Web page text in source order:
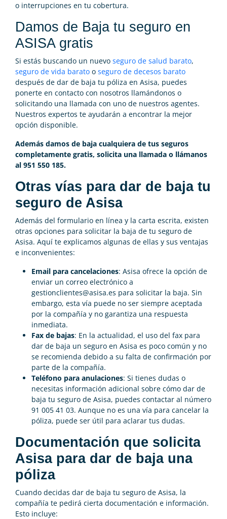
o interrupciones en tu cobertura.
Damos de Baja tu seguro en
ASISA gratis
Si estás buscando un nuevo seguro de salud barato,
seguro de vida barato o seguro de decesos barato
después de dar de baja tu póliza en Asisa, puedes
ponerte en contacto con nosotros llamándonos o
solicitando una llamada con uno de nuestros agentes.
Nuestros expertos te ayudarán a encontrar la mejor
opción disponible.
Además damos de baja cualquiera de tus seguros
completamente gratis, solicita una llamada o llámanos
al 951 550 185.
Otras vías para dar de baja tu
seguro de Asisa
Además del formulario en línea y la carta escrita, existen
otras opciones para solicitar la baja de tu seguro de
Asisa. Aquí te explicamos algunas de ellas y sus ventajas
e inconvenientes:
Email para cancelaciones: Asisa ofrece la opción de
enviar un correo electrónico a
gestionclientes@asisa.es para solicitar la baja. Sin
embargo, esta vía puede no ser siempre aceptada
por la compañía y no garantiza una respuesta
inmediata.
Fax de bajas: En la actualidad, el uso del fax para
dar de baja un seguro en Asisa es poco común y no
se recomienda debido a su falta de confirmación por
parte de la compañía.
Teléfono para anulaciones: Si tienes dudas o
necesitas información adicional sobre cómo dar de
baja tu seguro de Asisa, puedes contactar al número
91 005 41 03. Aunque no es una vía para cancelar la
póliza, puede ser útil para aclarar tus dudas.
Documentación que solicita
Asisa para dar de baja una
póliza
Cuando decidas dar de baja tu seguro de Asisa, la
compañía te pedirá cierta documentación e información.
Esto incluye: